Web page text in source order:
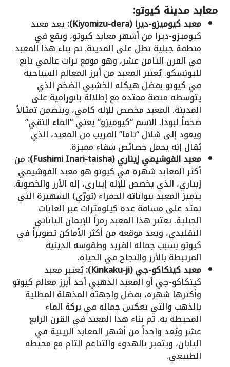
معابد مدينة كيوتو:
معبد كيوميزو-ديرا (Kiyomizu-dera): يعد معبد
كيوميزو-ديرا من أشهر معابد كيوتو، ويقع في
منطقة جبلية تطل على المدينة. تم بناء هذا المعبد
في القرن الثامن عشر، وهو موقع تراث عالمي تابع
لليونسكو. يُعتبر المعبد من أبرز المعالم السياحية
في كيوتو بفضل هيكله الخشبي الضخم الذي
يتوسطه منصة ممتدة مع إطلالة بانورامية على
المدينة. المعبد مخصص للإله كامي، ويتضمن تمثالاً
ضخماً لبوذا. الاسم “كيوميزو” يعني “الماء النقي”
ويعود إلى شلال “تاما” القريب من المعبد، الذي
يُقال إنه يحمل خصائص شفاء مميزة.
معبد الفوشيمي إيناري (Fushimi Inari-taisha): من
أكثر المعابد شهرة في كيوتو هو معبد الفوشيمي
إيناري، الذي يخصص للإله إيناري، إله الأرز والخصوبة.
يتميز المعبد ببواباته الحمراء (تورّي) الشهيرة التي
تمتد على مسافة عدة كيلومترات عبر الغابات
الجبلية. يعتبر هذا المعبد رمزاً للإيمان الياباني
التقليدي، ويعد موقعه من أكثر الأماكن تصويراً في
كيوتو بسبب جماله الفريد وطقوسه الدينية
المرتبطة بالأرز والنجاح في الحياة.
معبد كينكاكو-جي (Kinkaku-ji): يُعتبر معبد
كينكاكو-جي أو المعبد الذهبي أحد أبرز معالم كيوتو
وأكثرها شهرة، بفضل واجهته المذهلة المطلية
بالذهب والتي تعكس جماله في بركة الماء
المحيطة به. تم بناء هذا المعبد في القرن الرابع
عشر ويُعد واحداً من أشهر المعابد الزينية في
اليابان، ويتميز بالهدوء والتناغم التام مع محيطه
الطبيعي.